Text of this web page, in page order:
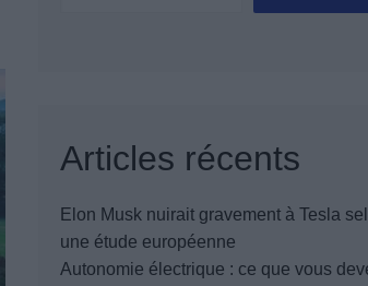
Articles récents
Elon Musk nuirait gravement à Tesla
une étude européenne
Autonomie électrique : ce que vous